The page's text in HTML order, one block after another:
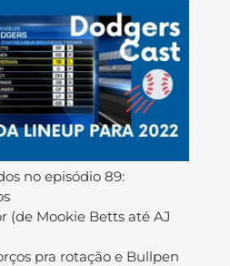
no episódio 89:
(de Mookie Betts até AJ
pra rotação e Bullpen